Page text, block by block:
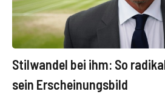
Stilwandel bei ihm: So
sein Erscheinungsbild